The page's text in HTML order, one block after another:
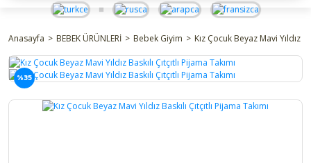
Anasayfa BEBEK ÜRÜNLERİ Bebek Giyim Kız Çocuk Beyaz Mavi Yıldız
%35